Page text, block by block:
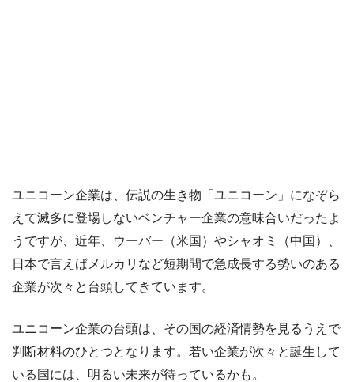
ユニコーン企業は、伝説の生き物「ユニコーン」になぞら
えて滅多に登場しないベンチャー企業の意味合いだったよ
うですが、近年、ウーバー（米国）やシャオミ（中国）、
日本で言えばメルカリなど短期間で急成長する勢いのある
企業が次々と台頭してきています。
ユニコーン企業の台頭は、その国の経済情勢を見るうえで
判断材料のひとつとなります。若い企業が次々と誕生して
いる国には、明るい未来が待っているかも。